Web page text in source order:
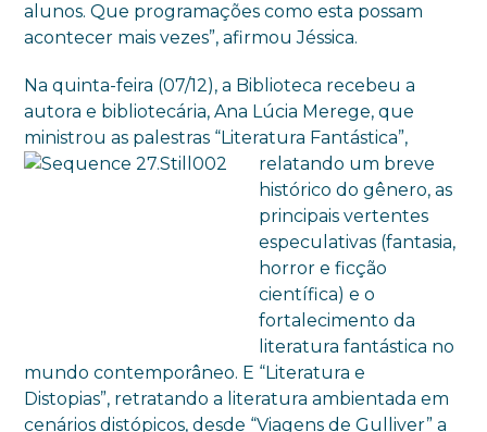
alunos. Que programações como esta possam
acontecer mais vezes”, afirmou Jéssica.
Na quinta-feira (07/12), a Biblioteca recebeu a
autora e bibliotecária, Ana Lúcia Merege, que
ministrou as palestras “Literatura Fantástica”,
relatando um breve
histórico do gênero, as
principais vertentes
especulativas (fantasia,
horror e ficção
científica) e o
fortalecimento da
literatura fantástica no
mundo contemporâneo. E “Literatura e
Distopias”, retratando a literatura ambientada em
cenários distópicos, desde “Viagens de Gulliver” a